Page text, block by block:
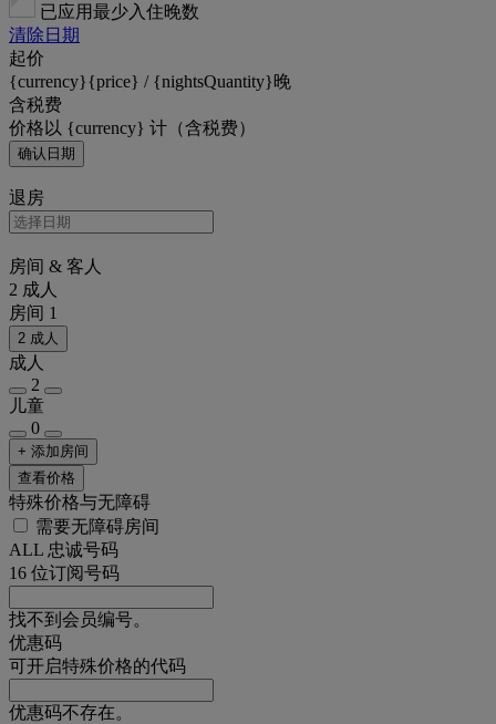
已应用最少入住晚数
清除日期
起价
{currency}{price} / {nightsQuantity}晚
含税费
价格以 {currency} 计（含税费）
确认日期
退房
房间 & 客人
2 成人
房间 1
2 成人
成人
2
儿童
0
+ 添加房间
查看价格
特殊价格与无障碍
需要无障碍房间
ALL 忠诚号码
16 位订阅号码
找不到会员编号。
优惠码
可开启特殊价格的代码
优惠码不存在。